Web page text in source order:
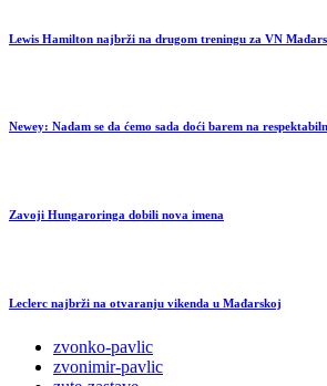
Lewis Hamilton najbrži na drugom treningu za VN
Newey: Nadam se da ćemo sada doći barem na
Zavoji Hungaroringa dobili nova imena
Leclerc najbrži na otvaranju vikenda u Mađarskoj
zvonko-pavlic
zvonimir-pavlic